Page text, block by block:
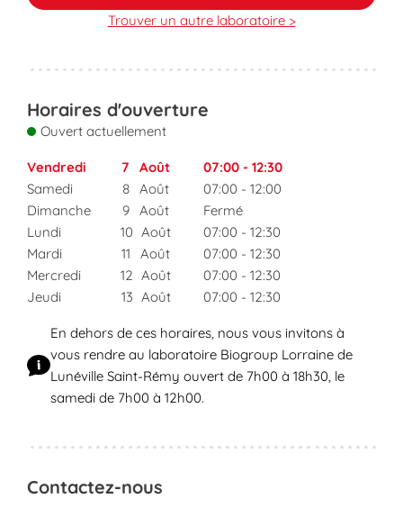
Trouver un autre laboratoire >
Horaires d'ouverture
Ouvert actuellement
Vendredi 7 Août 07:00 - 12:30
Samedi
8 Août 07:00 - 12:00
Dimanche
9 Août
Fermé
Lundi
10 Août 07:00 - 12:30
Mardi
11 Août 07:00 - 12:30
Mercredi
12 Août 07:00 - 12:30
Jeudi
13 Août 07:00 - 12:30
En dehors de ces horaires, nous vous invitons à
vous rendre au laboratoire Biogroup Lorraine de
Lunéville Saint-Rémy ouvert de 7h00 à 18h30, le
samedi de 7h00 à 12h00.
Contactez-nous